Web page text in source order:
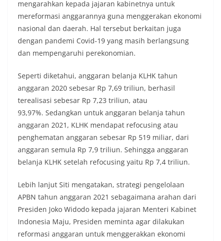
mengarahkan kepada jajaran kabinetnya untuk
mereformasi anggarannya guna menggerakan ekonomi
nasional dan daerah. Hal tersebut berkaitan juga
dengan pandemi Covid-19 yang masih berlangsung
dan mempengaruhi perekonomian.
Seperti diketahui, anggaran belanja KLHK tahun
anggaran 2020 sebesar Rp 7,69 triliun, berhasil
terealisasi sebesar Rp 7,23 triliun, atau
93,97%. Sedangkan untuk anggaran belanja tahun
anggaran 2021, KLHK mendapat refocusing atau
penghematan anggaran sebesar Rp 519 miliar, dari
anggaran semula Rp 7,9 triliun. Sehingga anggaran
belanja KLHK setelah refocusing yaitu Rp 7,4 triliun.
Lebih lanjut Siti mengatakan, strategi pengelolaan
APBN tahun anggaran 2021 sebagaimana arahan dari
Presiden Joko Widodo kepada jajaran Menteri Kabinet
Indonesia Maju, Presiden meminta agar dilakukan
reformasi anggaran untuk menggerakkan ekonomi